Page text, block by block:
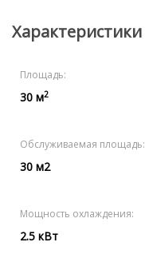
Характеристики
Площадь:
30 м2
Обслуживаемая площадь:
30 м2
Мощность охлаждения:
2.5 кВт